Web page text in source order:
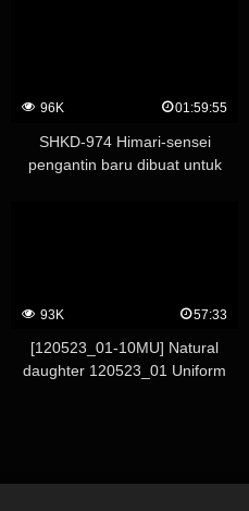
guru wanita mesum~ – Marina
Yuzuki
96K 01:59:55
SHKD-974 Himari-sensei
pengantin baru dibuat untuk
93K 57:33
[120523_01-10MU] Natural
daughter 120523_01 Uniform